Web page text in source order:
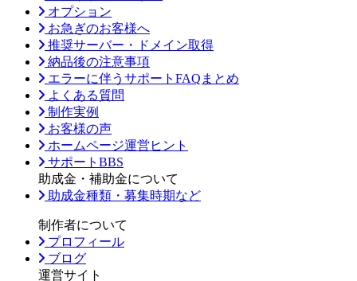
オプション
お急ぎのお客様へ
推奨サーバー・ドメイン取得
納品後の注意事項
エラーに伴うサポートFAQまとめ
よくある質問
制作実例
お客様の声
ホームページ運営ヒント
サポートBBS
助成金・補助金について
助成金種類・募集時期など
制作者について
プロフィール
ブログ
運営サイト